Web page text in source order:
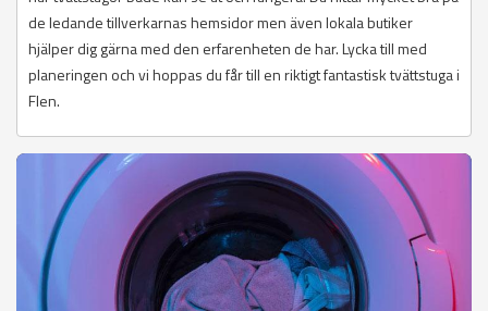
de ledande tillverkarnas hemsidor men även lokala butiker
hjälper dig gärna med den erfarenheten de har. Lycka till med
planeringen och vi hoppas du får till en riktigt fantastisk tvättstuga i
Flen.